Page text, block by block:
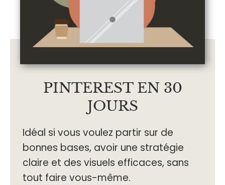
PINTEREST EN 30
JOURS
Idéal si vous voulez partir sur de
bonnes bases, avoir une stratégie
claire et des visuels efficaces, sans
tout faire vous-même.